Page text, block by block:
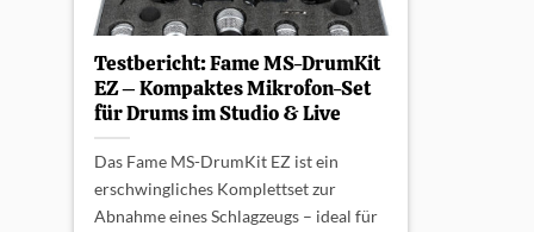
Testbericht: Fame MS-DrumKit
EZ – Kompaktes Mikrofon-Set
für Drums im Studio & Live
Das Fame MS-DrumKit EZ ist ein
erschwingliches Komplettset zur
Abnahme eines Schlagzeugs – ideal für